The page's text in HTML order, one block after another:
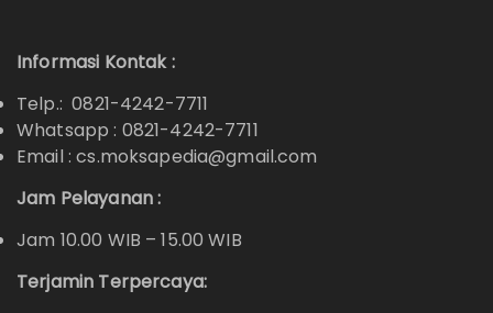
Informasi Kontak :
Telp.: 0821-4242-7711
Whatsapp : 0821-4242-7711
Email : cs.moksapedia@gmail.com
Jam Pelayanan :
Jam 10.00 WIB – 15.00 WIB
Terjamin Terpercaya: